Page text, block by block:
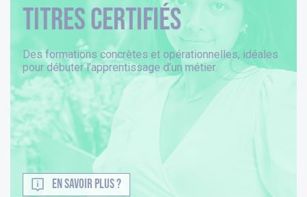
Titres Certifiés
Des formations concrètes et opérationnelles, idéales
pour débuter l’apprentissage d’un métier.
EN SAVOIR PLUS ?